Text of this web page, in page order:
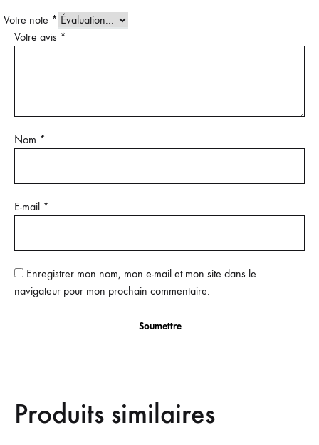
Votre note *
Votre avis *
Nom *
E-mail *
Enregistrer mon nom, mon e-mail et mon site dans le
navigateur pour mon prochain commentaire.
Produits similaires